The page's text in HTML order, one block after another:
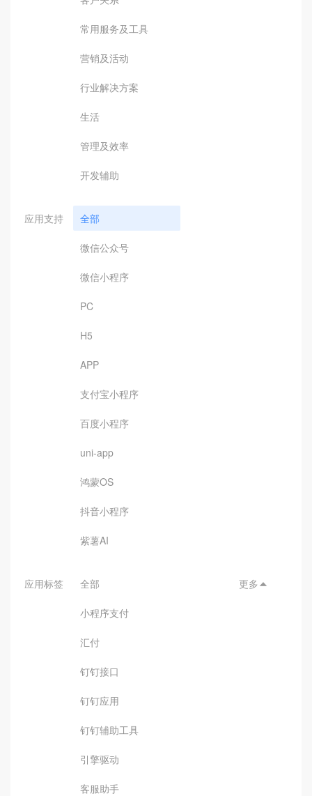
常用服务及工具
营销及活动
行业解决方案
生活
管理及效率
开发辅助
应用支持 全部
微信公众号
微信小程序
PC
H5
APP
支付宝小程序
百度小程序
uni-app
鸿蒙OS
抖音小程序
紫薯AI
应用标签 全部
小程序支付
汇付
钉钉接口
钉钉应用
钉钉辅助工具
引擎驱动
客服助手
更多 